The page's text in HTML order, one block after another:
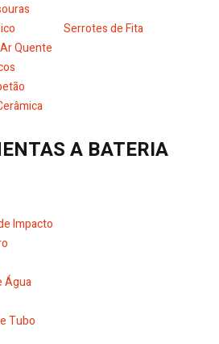
Tico
Serrotes de Fita
Quente
A BATERIA
Impacto
Água
Tubo